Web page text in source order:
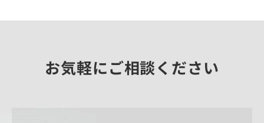
お気軽にご相談ください